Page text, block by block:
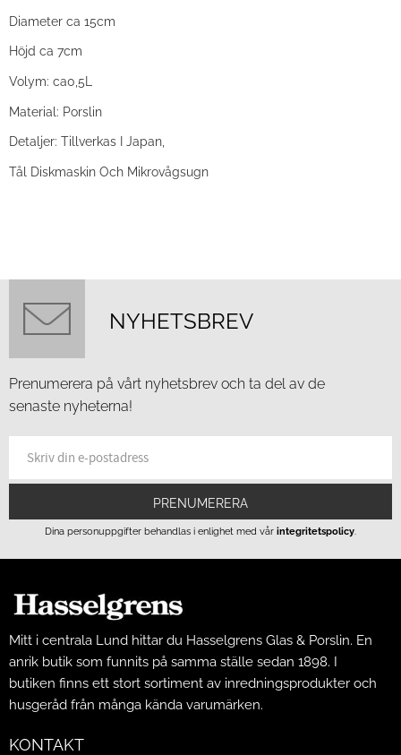
Diameter ca 15cm
Höjd ca 7cm
Volym: ca0,5L
Material: Porslin
Detaljer: Tillverkas I Japan,
Tål Diskmaskin Och Mikrovågsugn
NYHETSBREV
Prenumerera på vårt nyhetsbrev och ta del av de
senaste nyheterna!
PRENUMERERA
Dina personuppgifter behandlas i enlighet med vår integritetspolicy
Mitt i centrala Lund hittar du Hasselgrens Glas & Porslin. En
anrik butik som funnits på samma ställe sedan 1898. I
butiken finns ett stort sortiment av inredningsprodukter och
husgeråd från många kända varumärken.
KONTAKT